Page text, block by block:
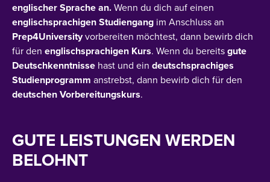
englischer Sprache an. Wenn du dich auf einen
englischsprachigen Studiengang im Anschluss an
Prep4Universityvorbereiten möchtest, dann bewirb dich
für den englischsprachigen Kurs. Wenn du bereits gute
Deutschkenntnisse hast und ein deutschsprachiges
Studienprogramm anstrebst, dann bewirb dich für den
deutschen Vorbereitungskurs.
GUTE LEISTUNGEN WERDEN
BELOHNT